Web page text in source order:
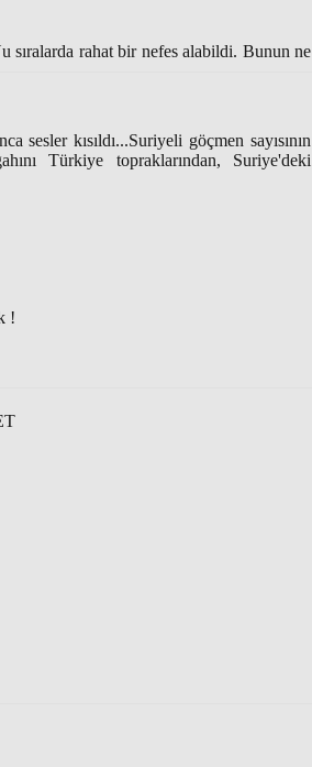
sıralarda rahat bir nefes alabildi. Bunun ne
sesler kısıldı...Suriyeli göçmen sayısının
Türkiye topraklarından, Suriye'deki
!